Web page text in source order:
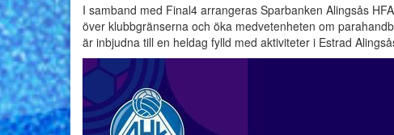
I samband med Final4 arrangeras Sparbanken Alingsås
över klubbgränserna och öka medvetenheten om
är inbjudna till en heldag fylld med aktiviteter i Estrad